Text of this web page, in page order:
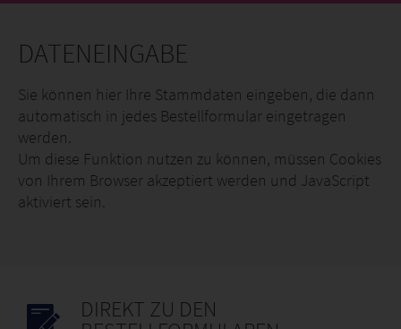
DATENEINGABE
Sie können hier Ihre Stammdaten eingeben, die dann
automatisch in jedes Bestellformular eingetragen
werden.
Um diese Funktion nutzen zu können, müssen Cookies
von Ihrem Browser akzeptiert werden und JavaScript
aktiviert sein.
DIREKT ZU DEN